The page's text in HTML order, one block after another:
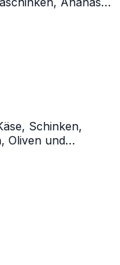
Schinken,
Oliven und